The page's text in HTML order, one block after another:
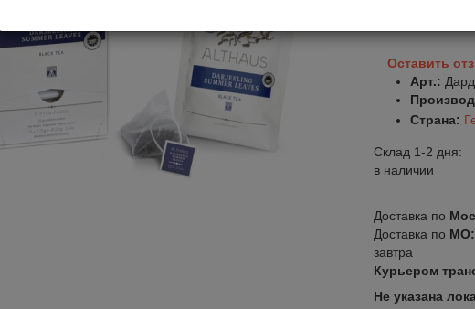
Оставить
Арт.:
Страна:
Склад 1-2 дня:
в наличии
Доставка по
Доставка по МО:
завтра
Курьером
Не указана